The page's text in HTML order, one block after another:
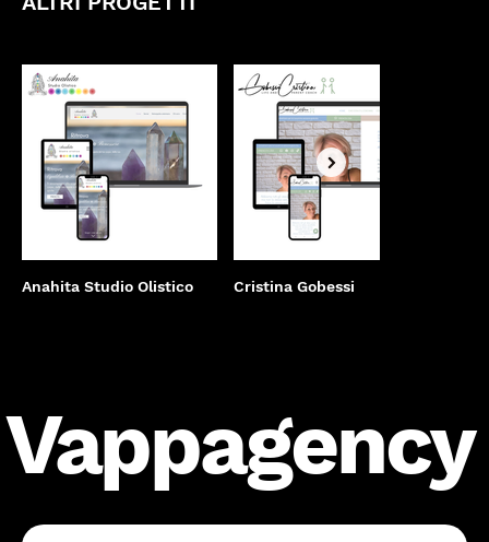
Anahita Studio Olistico Cristina Gobessi
Vappagency